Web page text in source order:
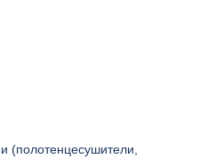
(полотенцесушители,